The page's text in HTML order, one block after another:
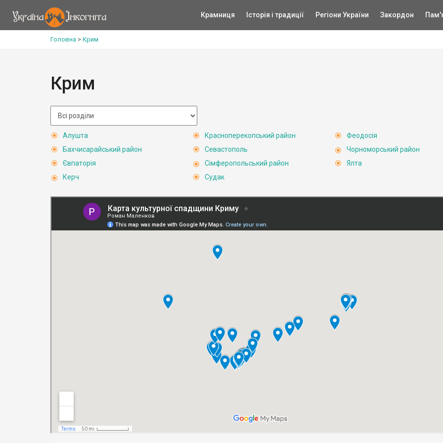
Крамниця Історія і традиції Регіони України Закордон
Головна > Крим
Крим
Алушта
Бахчисарайський район
Євпаторія
Керч
Красноперекопський район
Севастополь
Сімферопольський район
Судак
Феодосія
Чорноморський район
Ялта